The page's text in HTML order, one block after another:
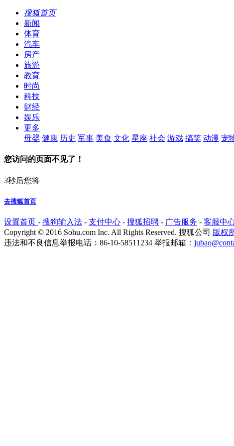
搜狐首页
新闻
体育
汽车
房产
旅游
教育
时尚
科技
财经
娱乐
更多
母婴 健康 历史 军事 美食 文化 星座 社会 游戏 搞笑 动漫 宠
您访问的页面不见了！
3秒后您将
去搜狐首页
设置首页 - 搜狗输入法 - 支付中心 - 搜狐招聘 - 广告服务 - 客服中
Copyright © 2016 Sohu.com Inc. All Rights Reserved. 搜狐公司 版权
违法和不良信息举报电话：86-10-58511234 举报邮箱：